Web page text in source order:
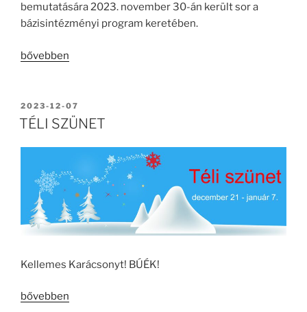
bemutatására 2023. november 30-án került sor a
bázisintézményi program keretében.
„Bázisintézményi
bővebben
BEKÜLDVE:
2023-12-07
TÉLI SZÜNET
Kellemes Karácsonyt! BÚÉK!
„TÉLI
bővebben